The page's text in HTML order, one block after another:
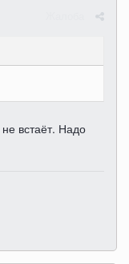
встаёт. Надо